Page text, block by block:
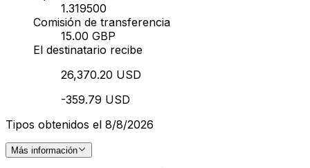
1.319500
Comisión de transferencia
15.00 GBP
El destinatario recibe
26,370.20 USD
-359.79 USD
Tipos obtenidos el 8/8/2026
Más información